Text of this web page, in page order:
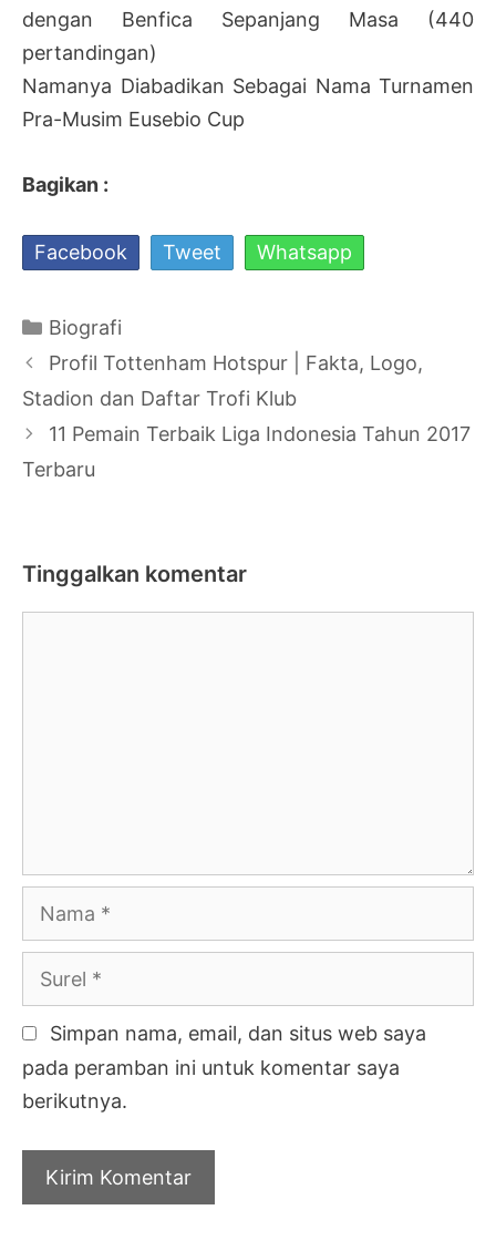
dengan Benfica Sepanjang Masa (440
pertandingan)
Namanya Diabadikan Sebagai Nama Turnamen
Pra-Musim Eusebio Cup
Bagikan :
Facebook Tweet Whatsapp
Kategori
Biografi
Navigasi
Tulisan
Profil Tottenham Hotspur | Fakta, Logo,
Stadion dan Daftar Trofi Klub
11 Pemain Terbaik Liga Indonesia Tahun 2017
Terbaru
Tinggalkan komentar
Nama
Surel
Simpan nama, email, dan situs web saya
pada peramban ini untuk komentar saya
berikutnya.